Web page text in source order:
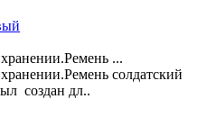
...
солдатский
создан дл..